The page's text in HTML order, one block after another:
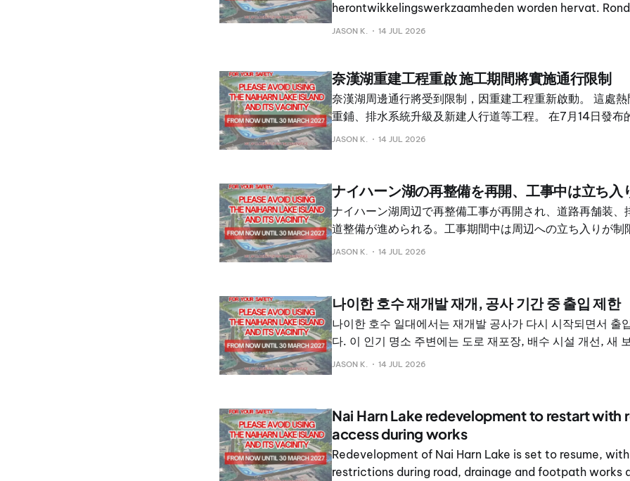
herontwikkelingswerkzaamheden worden hervat.
locatie staan vernieuwing van het wegdek, verbetering
JASON K. 14 JUL 2026
奈漢湖重建工程重啟 施工期間將實施通行限制
奈漢湖周邊通行將受到限制，因重建工程重新啟動。 這處
重鋪、排水系統升級及新建人行道等工程。 在7月14日發布
府行政機構主席 Rewat Areerob 與拉威市長 Thames
施。 Thames 表示，拉威市政府另行投入 7000 萬泰銖，用
新的排水渠，並加裝 HDPE 排水管系統，以減少積水與淹
JASON K. 14 JUL 2026
ナイハーン湖の再整備を再開、工事中は立ち入
ナイハーン湖周辺で再整備工事が再開され、道路再舗装、
道整備が進められる。工事期間中は周辺への立ち入りが制
JASON K. 14 JUL 2026
나이한 호수 재개발 재개, 공사 기간 중 출입 제한
나이한 호수 일대에서는 재개발 공사가 다시 시작되면서 출
다. 이 인기 명소 주변에는 도로 재포장, 배수 시설 개선, 새
돼 있다. 7월 14일 공개된 영상에서 푸껫주 행정기구PPAO
다. Rewat는 PPAO가 호수 주변에 조깅 트랙과 자전거 전용
과 야외활동 시설을 개선하고 있다고 말했다.
JASON K. 14 JUL 2026
Nai Harn Lake redevelopment to restart with
access during works
Redevelopment of Nai Harn Lake is set to resume,
restrictions during road, drainage and footpath works